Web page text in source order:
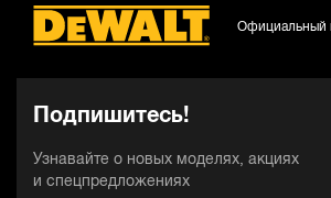
Подпишитесь!
Узнавайте о новых моделях, акциях
и спецпредложениях
Официальный